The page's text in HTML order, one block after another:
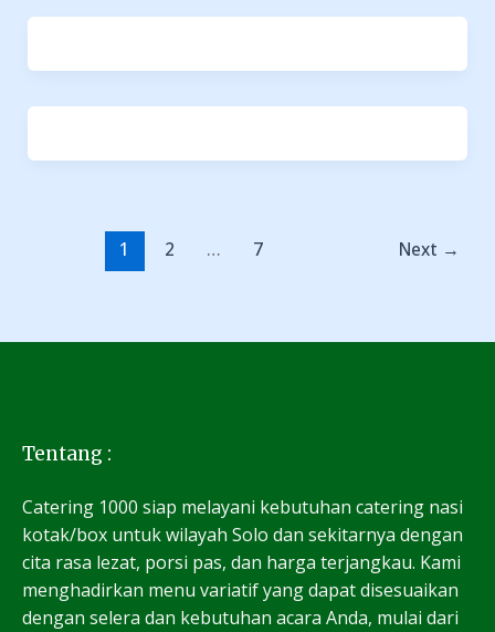
1 2 … 7 Next →
Tentang :
Catering 1000 siap melayani kebutuhan catering nasi
kotak/box untuk wilayah Solo dan sekitarnya dengan
cita rasa lezat, porsi pas, dan harga terjangkau. Kami
menghadirkan menu variatif yang dapat disesuaikan
dengan selera dan kebutuhan acara Anda, mulai dari